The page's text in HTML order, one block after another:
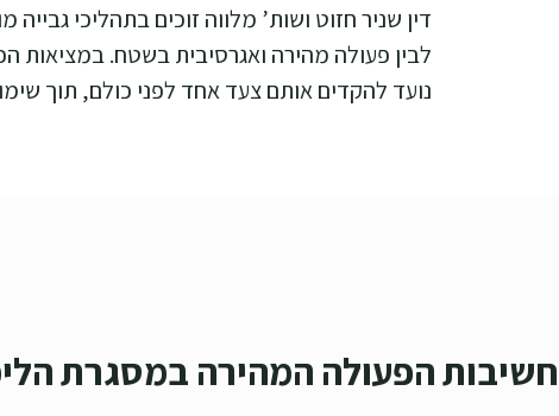
דין שניר חזוט ושות’ מלווה זוכים בתהליכי
נועד להקדים אותם צעד אחד לפני כולם, תוך
חשיבות הפעולה המהירה במסגרת